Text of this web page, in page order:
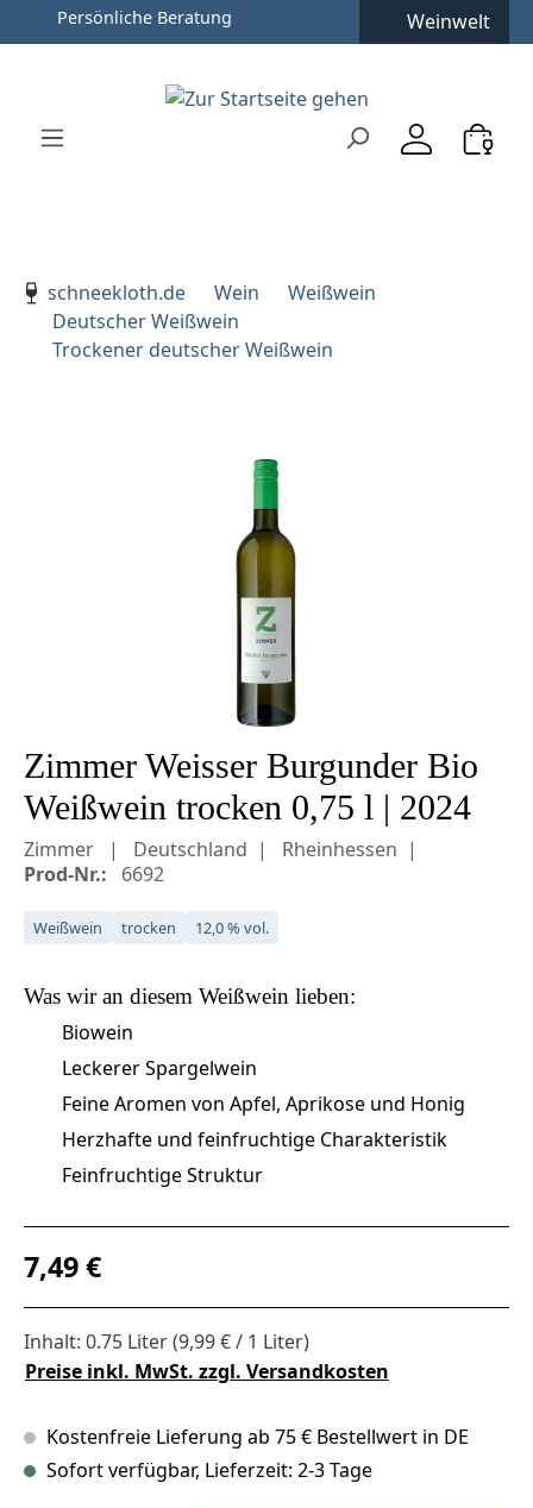
Zum Hauptinhalt springen
Zur Hauptnavigation springen
Persönliche Beratung Weinwelt
schneekloth.de
Wein
Weißwein
Deutscher Weißwein
Trockener deutscher Weißwein
Bildergalerie überspringen
Zimmer Weisser Burgunder Bio
Weißwein trocken 0,75 l | 2024
Zimmer Deutschland
Rheinhessen
Prod-Nr.:
6692
Weißwein trocken 12,0 % vol.
Was wir an diesem Weißwein lieben:
Biowein
Leckerer Spargelwein
Feine Aromen von Apfel, Aprikose und Honig
Herzhafte und feinfruchtige Charakteristik
Feinfruchtige Struktur
Regulärer Preis:
7,49 €
Inhalt: 0.75 Liter(9,99 € / 1 Liter)
Preise inkl. MwSt. zzgl. Versandkosten
Kostenfreie Lieferung ab 75 € Bestellwert in DE
Sofort verfügbar, Lieferzeit: 2-3 Tage